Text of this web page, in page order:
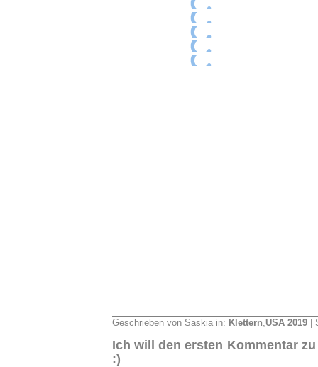
Geschrieben von Saskia in: Klettern USA 2019|
Ich will den ersten Kommentar
:)